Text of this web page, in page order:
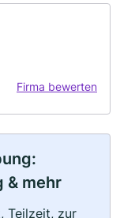
Firma bewerten
& mehr
Teilzeit, zur